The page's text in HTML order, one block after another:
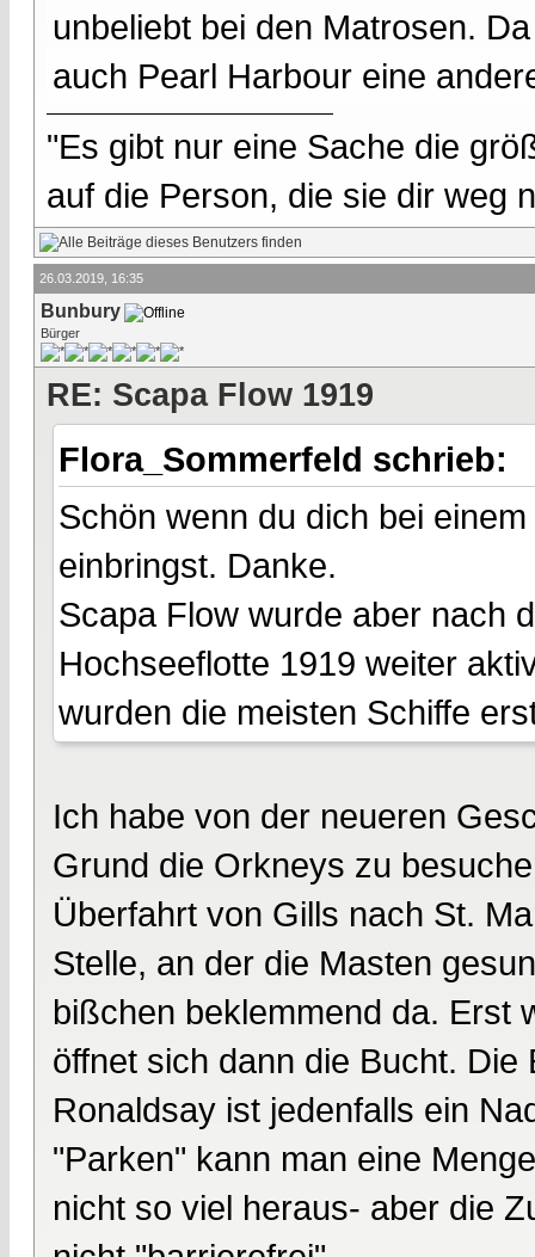
unbeliebt bei den Matrosen.
auch Pearl Harbour eine
"Es gibt nur eine Sache die
auf die Person, die sie dir weg
26.03.2019, 16:35
Bunbury
Bürger
RE: Scapa Flow 1919
Flora_Sommerfeld schrieb:
Schön wenn du dich bei
einbringst. Danke.
Scapa Flow wurde aber nach
Hochseeflotte 1919 weiter
wurden die meisten Schiffe
Ich habe von der neueren
Grund die Orkneys zu
Überfahrt von Gills nach St.
Stelle, an der die Masten
bißchen beklemmend da. Erst
öffnet sich dann die Bucht.
Ronaldsay ist jedenfalls ein
"Parken" kann man eine
nicht so viel heraus- aber die